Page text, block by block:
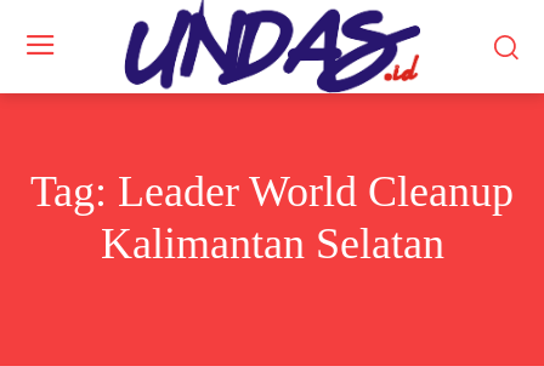
Tag: Leader World Cleanup
Kalimantan Selatan